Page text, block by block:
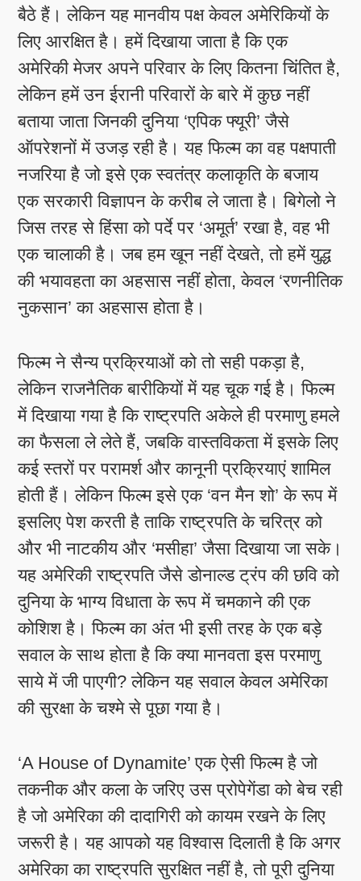
बैठे हैं। लेकिन यह मानवीय पक्ष केवल अमेरिकियों के
लिए आरक्षित है। हमें दिखाया जाता है कि एक
अमेरिकी मेजर अपने परिवार के लिए कितना चिंतित है,
लेकिन हमें उन ईरानी परिवारों के बारे में कुछ नहीं
बताया जाता जिनकी दुनिया ‘एपिक फ्यूरी’ जैसे
ऑपरेशनों में उजड़ रही है। यह फिल्म का वह पक्षपाती
नजरिया है जो इसे एक स्वतंत्र कलाकृति के बजाय
एक सरकारी विज्ञापन के करीब ले जाता है। बिगेलो ने
जिस तरह से हिंसा को पर्दे पर ‘अमूर्त’ रखा है, वह भी
एक चालाकी है। जब हम खून नहीं देखते, तो हमें युद्ध
की भयावहता का अहसास नहीं होता, केवल ‘रणनीतिक
नुकसान’ का अहसास होता है।
फिल्म ने सैन्य प्रक्रियाओं को तो सही पकड़ा है,
लेकिन राजनैतिक बारीकियों में यह चूक गई है। फिल्म
में दिखाया गया है कि राष्ट्रपति अकेले ही परमाणु हमले
का फैसला ले लेते हैं, जबकि वास्तविकता में इसके लिए
कई स्तरों पर परामर्श और कानूनी प्रक्रियाएं शामिल
होती हैं। लेकिन फिल्म इसे एक ‘वन मैन शो’ के रूप में
इसलिए पेश करती है ताकि राष्ट्रपति के चरित्र को
और भी नाटकीय और ‘मसीहा’ जैसा दिखाया जा सके।
यह अमेरिकी राष्ट्रपति जैसे डोनाल्ड ट्रंप की छवि को
दुनिया के भाग्य विधाता के रूप में चमकाने की एक
कोशिश है। फिल्म का अंत भी इसी तरह के एक बड़े
सवाल के साथ होता है कि क्या मानवता इस परमाणु
साये में जी पाएगी? लेकिन यह सवाल केवल अमेरिका
की सुरक्षा के चश्मे से पूछा गया है।
‘A House of Dynamite’ एक ऐसी फिल्म है जो
तकनीक और कला के जरिए उस प्रोपेगेंडा को बेच रही
है जो अमेरिका की दादागिरी को कायम रखने के लिए
जरूरी है। यह आपको यह विश्वास दिलाती है कि अगर
अमेरिका का राष्ट्रपति सुरक्षित नहीं है, तो पूरी दुनिया